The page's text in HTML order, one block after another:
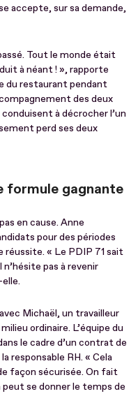
accepte, sur sa demande,
Tout le monde était
à néant ! », rapporte
du restaurant pendant
des deux
à décrocher l’un
perd ses deux
formule gagnante
en cause. Anne
pour des périodes
réussite. « Le PDIP 71 sait
n’hésite pas à revenir
Michaël, un travailleur
ordinaire. L’équipe du
le cadre d’un contrat de
responsable RH. « Cela
façon sécurisée. On fait
se donner le temps de